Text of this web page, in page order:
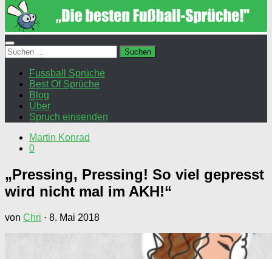
Suchen
nach:
Fussball Sprüche
Best Of Sprüche
Blog
Über
Spruch einsenden
Martin Konrad
0
„Pressing, Pressing! So viel gepresst
wird nicht mal im AKH!“
von Chri · 8. Mai 2018